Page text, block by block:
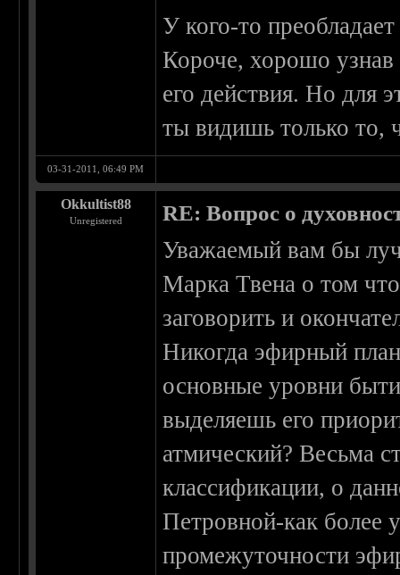
У кого-то
Короче, хорошо узнав
его действия. Но для
ты видишь только то,
03-31-2011, 06:49 PM
Okkultist88
Unregistered RE: Вопрос о
Уважаемый вам бы
Марка Твена о том
заговорить и
Никогда эфирный
основные уровни
выделяешь его
атмический? Весьма
классификации, о
Петровной-как более
промежуточности